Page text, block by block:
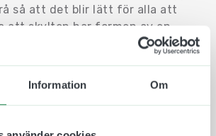
Information Om
så att det blir lätt för alla att
att skylten har formen av en
ut från väggen så är den lätt
så sitter den stadigt på